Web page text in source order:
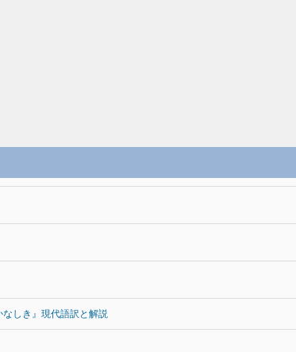
しき』現代語訳と解説